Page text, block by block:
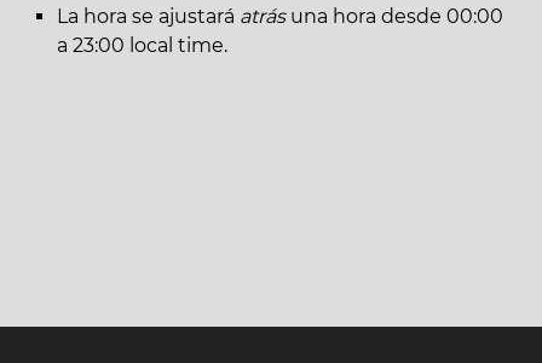
La hora se ajustará atrásuna hora desde 00:00
a 23:00 local time.